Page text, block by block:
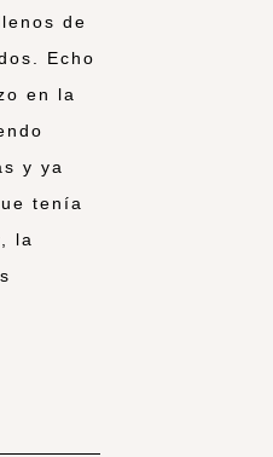
de
Echo
en la
y ya
tenía
la